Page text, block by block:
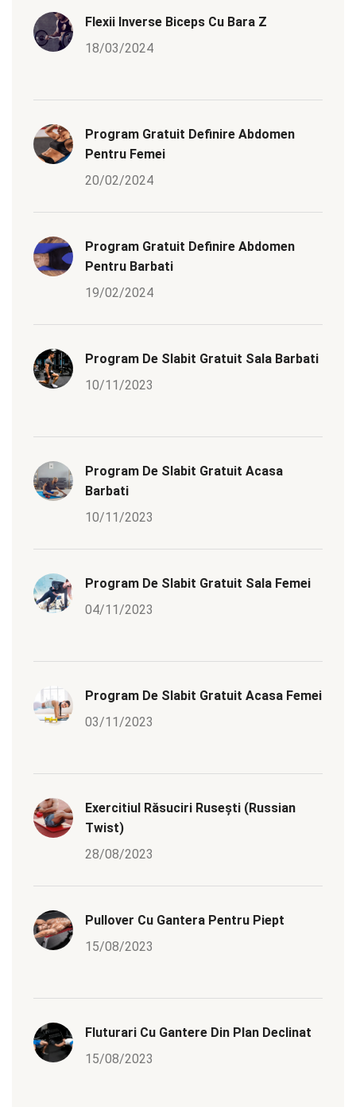
Flexii Inverse Biceps Cu Bara Z
18/03/2024
Program Gratuit Definire Abdomen
Pentru Femei
20/02/2024
Program Gratuit Definire Abdomen
Pentru Barbati
19/02/2024
Program De Slabit Gratuit Sala Barbati
10/11/2023
Program De Slabit Gratuit Acasa
Barbati
10/11/2023
Program De Slabit Gratuit Sala Femei
04/11/2023
Program De Slabit Gratuit Acasa Femei
03/11/2023
Exercitiul Răsuciri Rusești (Russian
Twist)
28/08/2023
Pullover Cu Gantera Pentru Piept
15/08/2023
Fluturari Cu Gantere Din Plan Declinat
15/08/2023